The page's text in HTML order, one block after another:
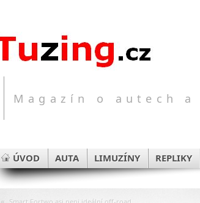
Magazín o autech
ÚVOD AUTA LIMUZÍNY REPLIKY